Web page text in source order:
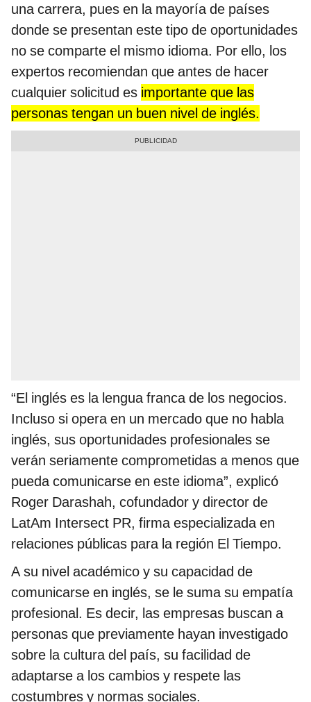
una carrera, pues en la mayoría de países
donde se presentan este tipo de oportunidades
no se comparte el mismo idioma. Por ello, los
expertos recomiendan que antes de hacer
cualquier solicitud es importante que las
personas tengan un buen nivel de inglés.
“El inglés es la lengua franca de los negocios.
Incluso si opera en un mercado que no habla
inglés, sus oportunidades profesionales se
verán seriamente comprometidas a menos que
pueda comunicarse en este idioma”, explicó
Roger Darashah, cofundador y director de
LatAm Intersect PR, firma especializada en
relaciones públicas para la región El Tiempo.
A su nivel académico y su capacidad de
comunicarse en inglés, se le suma su empatía
profesional. Es decir, las empresas buscan a
personas que previamente hayan investigado
sobre la cultura del país, su facilidad de
adaptarse a los cambios y respete las
costumbres y normas sociales.